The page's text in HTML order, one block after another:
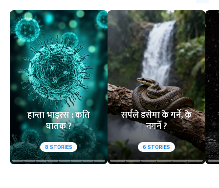
हान्ता भाइरस : कति
घातक ?
8 STORIES
सर्पले डसेमा के गर्ने, के
नगर्ने ?
6 STORIES